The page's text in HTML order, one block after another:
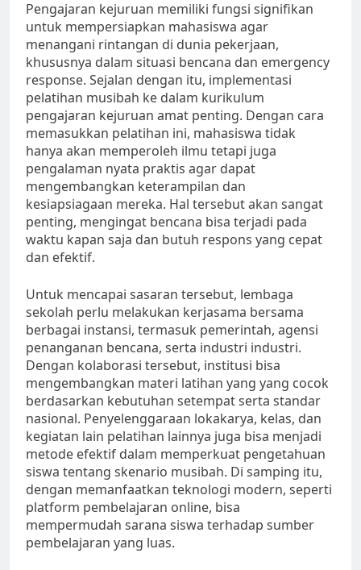
Pengajaran kejuruan memiliki fungsi signifikan
untuk mempersiapkan mahasiswa agar
menangani rintangan di dunia pekerjaan,
khususnya dalam situasi bencana dan emergency
response. Sejalan dengan itu, implementasi
pelatihan musibah ke dalam kurikulum
pengajaran kejuruan amat penting. Dengan cara
memasukkan pelatihan ini, mahasiswa tidak
hanya akan memperoleh ilmu tetapi juga
pengalaman nyata praktis agar dapat
mengembangkan keterampilan dan
kesiapsiagaan mereka. Hal tersebut akan sangat
penting, mengingat bencana bisa terjadi pada
waktu kapan saja dan butuh respons yang cepat
dan efektif.
Untuk mencapai sasaran tersebut, lembaga
sekolah perlu melakukan kerjasama bersama
berbagai instansi, termasuk pemerintah, agensi
penanganan bencana, serta industri industri.
Dengan kolaborasi tersebut, institusi bisa
mengembangkan materi latihan yang yang cocok
berdasarkan kebutuhan setempat serta standar
nasional. Penyelenggaraan lokakarya, kelas, dan
kegiatan lain pelatihan lainnya juga bisa menjadi
metode efektif dalam memperkuat pengetahuan
siswa tentang skenario musibah. Di samping itu,
dengan memanfaatkan teknologi modern, seperti
platform pembelajaran online, bisa
mempermudah sarana siswa terhadap sumber
pembelajaran yang luas.